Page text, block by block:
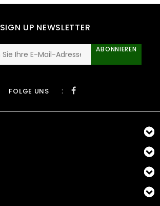
SIGN UP NEWSLETTER
ABONNIEREN
FOLGE UNS :